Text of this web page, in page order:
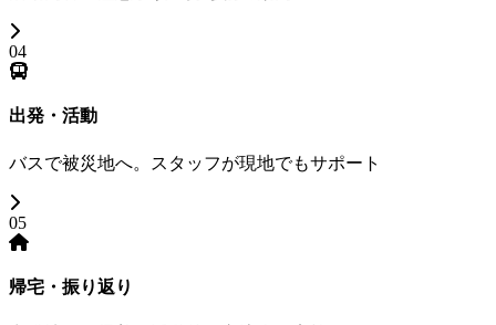
04
出発・活動
バスで被災地へ。スタッフが現地でもサポート
05
帰宅・振り返り